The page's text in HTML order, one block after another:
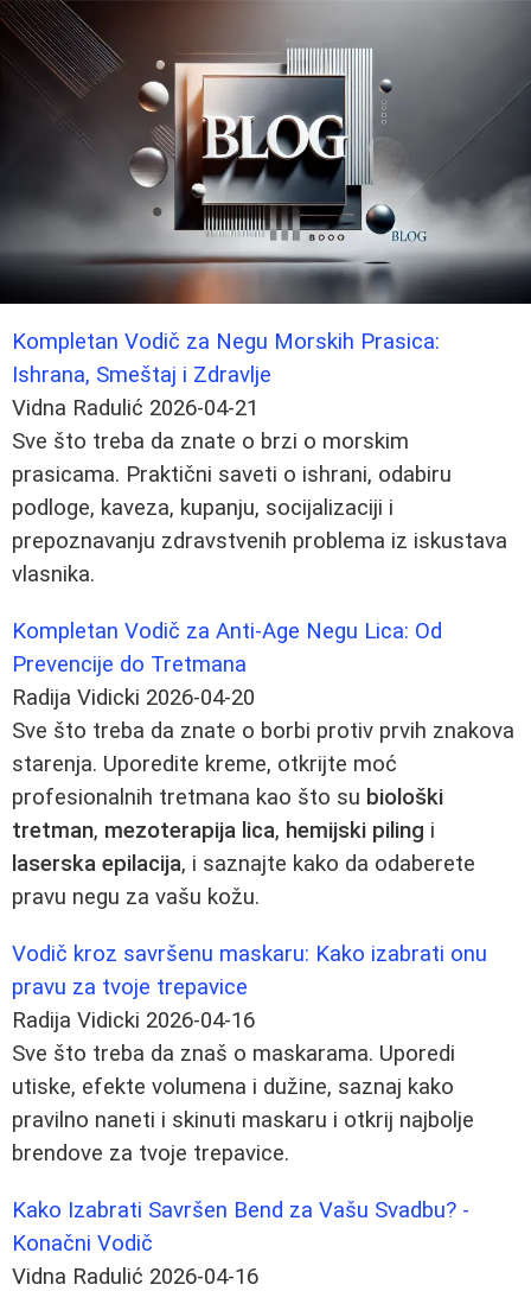
Kompletan Vodič za Negu Morskih Prasica:
Ishrana, Smeštaj i Zdravlje
Vidna Radulić 2026-04-21
Sve što treba da znate o brzi o morskim
prasicama. Praktični saveti o ishrani, odabiru
podloge, kaveza, kupanju, socijalizaciji i
prepoznavanju zdravstvenih problema iz iskustava
vlasnika.
Kompletan Vodič za Anti-Age Negu Lica: Od
Prevencije do Tretmana
Radija Vidicki 2026-04-20
Sve što treba da znate o borbi protiv prvih znakova
starenja. Uporedite kreme, otkrijte moć
profesionalnih tretmana kao što su biološki
tretman, mezoterapija lica, hemijski piling i
laserska epilacija, i saznajte kako da odaberete
pravu negu za vašu kožu.
Vodič kroz savršenu maskaru: Kako izabrati onu
pravu za tvoje trepavice
Radija Vidicki 2026-04-16
Sve što treba da znaš o maskarama. Uporedi
utiske, efekte volumena i dužine, saznaj kako
pravilno naneti i skinuti maskaru i otkrij najbolje
brendove za tvoje trepavice.
Kako Izabrati Savršen Bend za Vašu Svadbu? -
Konačni Vodič
Vidna Radulić 2026-04-16